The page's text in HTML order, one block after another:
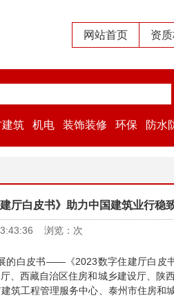
网站首页 资
建筑 机电 装饰装修 环保 防水
厅白皮书》助力中国建筑业行稳
浏览： 次
白皮书——《2023数字住建厅白皮
、西藏自治区住房和城乡建设厅、陕
筑工程管理服务中心、泰州市住房和